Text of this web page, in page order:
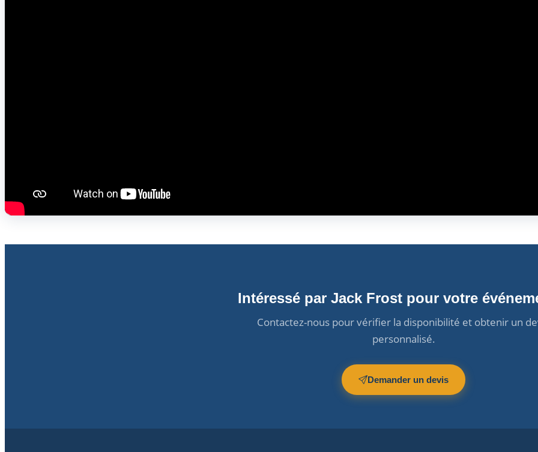
Intéressé par Jack Frost pour votre
Contactez-nous pour vérifier la disponibilité et obtenir un
personnalisé.
Demander un devis